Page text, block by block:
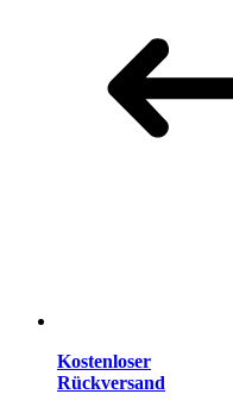
Kostenloser
Rückversand